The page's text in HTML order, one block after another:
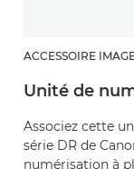
ACCESSOIRE
Unité de
Associez cette
série DR de
numérisation à